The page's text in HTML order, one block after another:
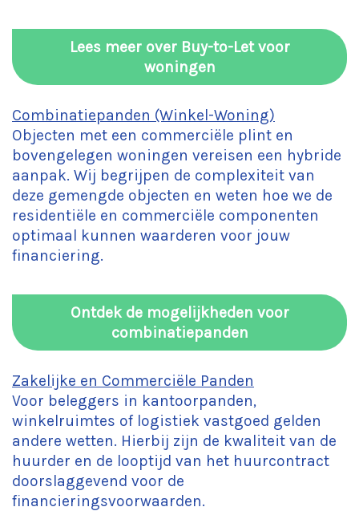
Lees meer over Buy-to-Let voor
woningen
Combinatiepanden (Winkel-Woning)
Objecten met een commerciële plint en
bovengelegen woningen vereisen een hybride
aanpak. Wij begrijpen de complexiteit van
deze gemengde objecten en weten hoe we de
residentiële en commerciële componenten
optimaal kunnen waarderen voor jouw
financiering.
Ontdek de mogelijkheden voor
combinatiepanden
Zakelijke en Commerciële Panden
Voor beleggers in kantoorpanden,
winkelruimtes of logistiek vastgoed gelden
andere wetten. Hierbij zijn de kwaliteit van de
huurder en de looptijd van het huurcontract
doorslaggevend voor de
financieringsvoorwaarden.